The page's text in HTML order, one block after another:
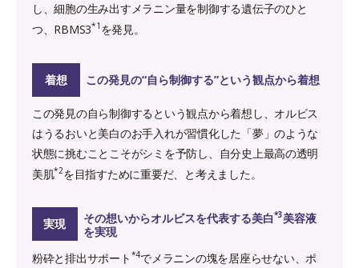
し、細胞の生み出すメラニン量を制御する遺伝子のひと
つ、RBMS3*1 を発見。
着想 この発見の“自ら制御する”という観点から着想
この発見の自ら制御するという観点から着想し、オルビス
はうるおいと美白のお手入れが習慣化した「夢」のような
状態に挑むことこそがシミを予防し、自分史上最高の透明
美肌*2を目指すために重要だ、と考えました。
実現 その想いからオルビスを代表する美白*3美容液
を実現
粉砕と排出サポート *4でメラニンの塊を居座らせない、ポ